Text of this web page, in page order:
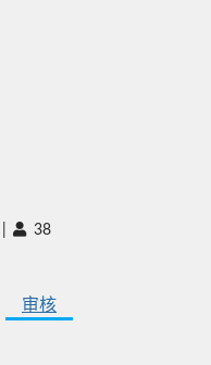
38
审核